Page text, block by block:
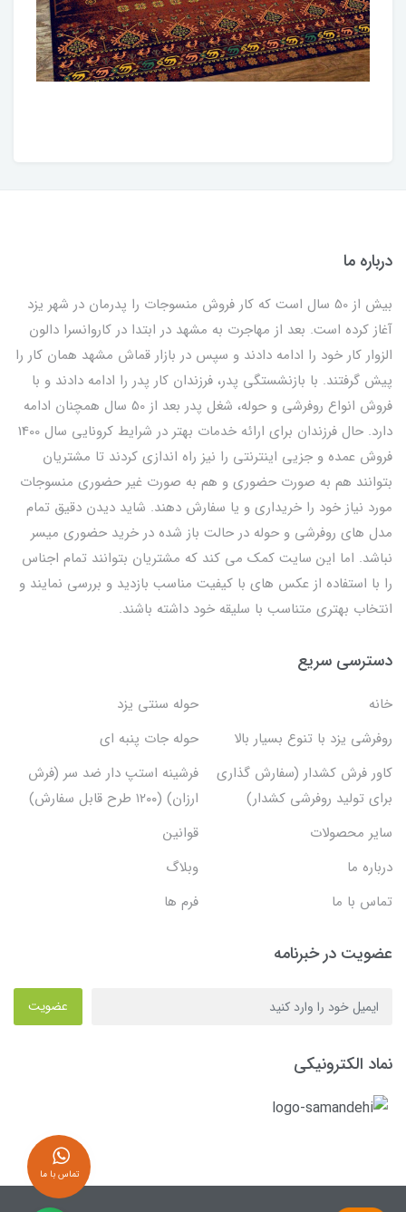
درباره ما
بیش از 50 سال است که کار فروش منسوجات را پدرمان در شهر یزد
آغاز کرده است. بعد از مهاجرت به مشهد در ابتدا در کاروانسرا دالون
الزوار کار خود را ادامه دادند و سپس در بازار قماش مشهد همان کار را
پیش گرفتند. با بازنشستگی پدر، فرزندان کار پدر را ادامه دادند و با
فروش انواع روفرشی و حوله، شغل پدر بعد از 50 سال همچنان ادامه
دارد. حال فرزندان برای ارائه خدمات بهتر در شرایط کرونایی سال 1400
فروش عمده و جزیی اینترنتی را نیز راه اندازی کردند تا مشتریان
بتوانند هم به صورت حضوری و هم به صورت غیر حضوری منسوجات
مورد نیاز خود را خریداری و یا سفارش دهند. شاید دیدن دقیق تمام
مدل های روفرشی و حوله در حالت باز شده در خرید حضوری میسر
نباشد. اما این سایت کمک می کند که مشتریان بتوانند تمام اجناس
را با استفاده از عکس های با کیفیت مناسب بازدید و بررسی نمایند و
انتخاب بهتری متناسب با سلیقه خود داشته باشند.
دسترسی سریع
خانه
حوله سنتی یزد
روفرشی یزد با تنوع بسیار بالا
حوله جات پنبه ای
کاور فرش کشدار (سفارش گذاری
برای تولید روفرشی کشدار)
فرشینه استپ دار ضد سر (فرش
ارزان) (۱۲۰۰ طرح قابل سفارش)
سایر محصولات
قوانین
درباره ما
وبلاگ
تماس با ما
فرم ها
عضویت در خبرنامه
عضویت
نماد الکترونیکی
تماس با ما